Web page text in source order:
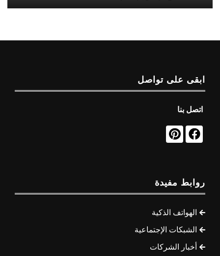
ابقى على تواصل
اتصل بنا
روابط مفيدة
الهواتف الذكية
الشبكات الإجتماعية
أخبار الشركات